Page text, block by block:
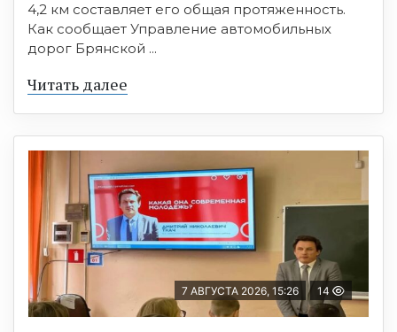
4,2 км составляет его общая протяженность.
Как сообщает Управление автомобильных
дорог Брянской ...
Читать далее
7 АВГУСТА 2026, 15:26 14